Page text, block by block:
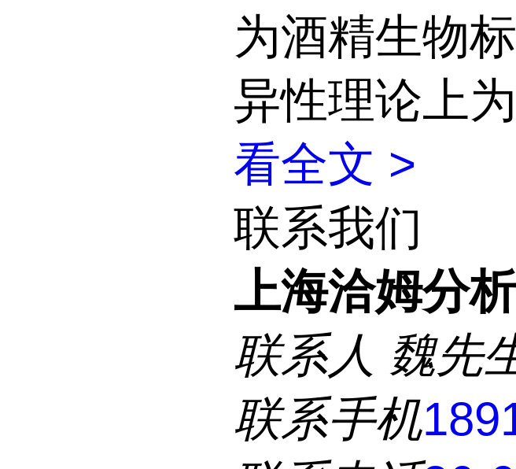
为酒精生物
异性理论上
看全文 >
联系我们
上海洽姆分
联系人 魏先
联系手机